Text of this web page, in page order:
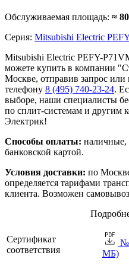
Обслуживаемая площадь: ≈
Серия: Mitsubishi Electric
Mitsubishi Electric PEFY-
можете купить в компании
Москве, отправив запрос или
телефону 8 (495) 740-23-24.
выборе, наши специалисты
по сплит-системам и другим
Электрик!
Способы оплаты: наличные,
банковской картой.
Условия доставки: по
определяется тарифами
клиента. Возможен
Сертификат
соответствия
МБ)